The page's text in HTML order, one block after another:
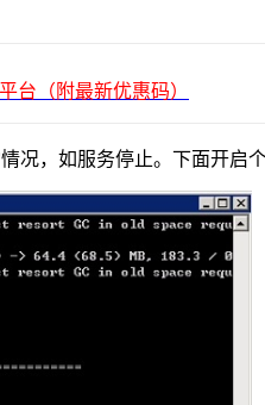
台（附最新优惠码）
况，如服务停止。下面开启